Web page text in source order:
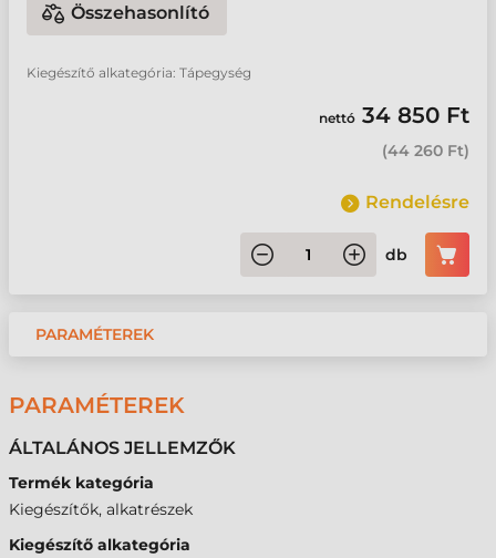
Összehasonlító
Kiegészítő alkategória: Tápegység
nettó 34 850 Ft
(44 260 Ft)
Rendelésre
db
PARAMÉTEREK
PARAMÉTEREK
ÁLTALÁNOS JELLEMZŐK
Termék kategória
Kiegészítők, alkatrészek
Kiegészítő alkategória